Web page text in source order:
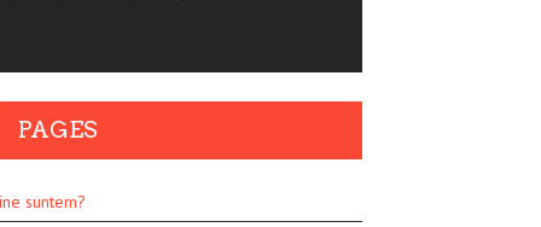
PAGES
suntem?